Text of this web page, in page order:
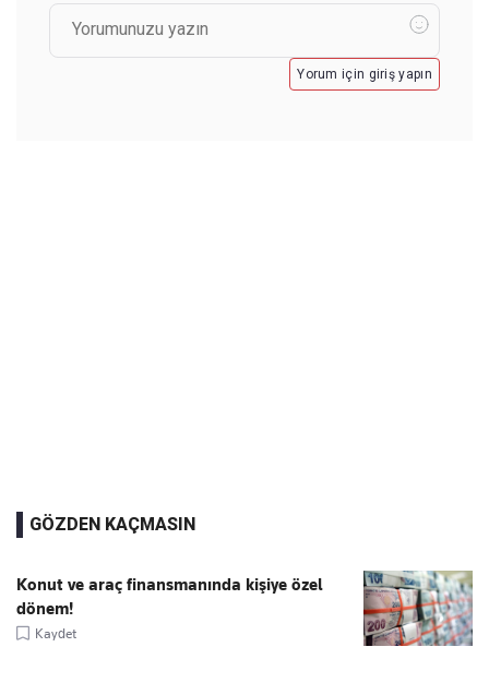
Yorum için giriş yapın
GÖZDEN KAÇMASIN
Konut ve araç finansmanında kişiye özel
dönem!
Kaydet